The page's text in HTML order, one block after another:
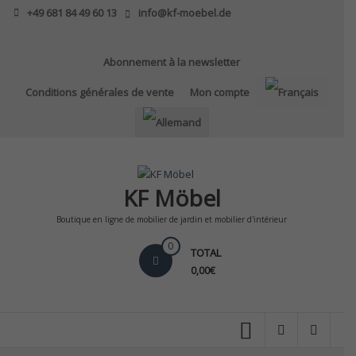
Skip
+49 681 84 49 60 13 info@kf-moebel.de
Abonnement à la newsletter
Conditions générales de vente Mon compte
KF Möbel
Boutique en ligne de mobilier de jardin et mobilier d'intérieur
0 TOTAL
0,00€